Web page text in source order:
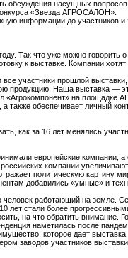
обсуждения насущных
«Звезда АГРОСАЛОН».
информации до участников и
Так что уже можно говорить
к выставке. Компании хотят
все участники прошлой
продукцию. Наша выставка —
«Агрокомпонент» на
также обеспечивает личный
как за 16 лет менялись
европейские компании,
компаний
политическую картину
добавились «умные» и
человек работающий на земле.
лет стали более
на что обратить внимание.
наметилась после
которое дает
заводов участников